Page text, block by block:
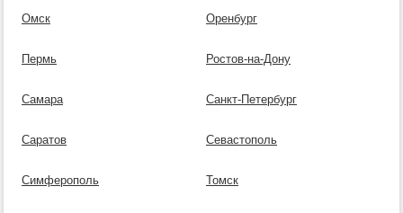
Омск Оренбург
Пермь Ростов-на-Дону
Самара Санкт-Петербург
Саратов Севастополь
Симферополь Томск